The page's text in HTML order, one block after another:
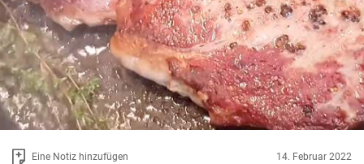
Eine Notiz hinzufügen 14. Februar 2022